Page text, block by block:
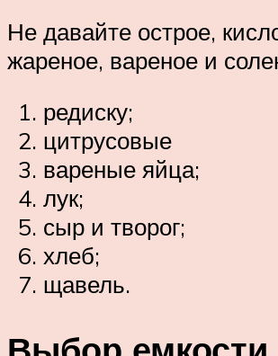
Не давайте острое,
жареное, вареное и
редиску;
цитрусовые
вареные яйца;
лук;
сыр и творог;
хлеб;
щавель.